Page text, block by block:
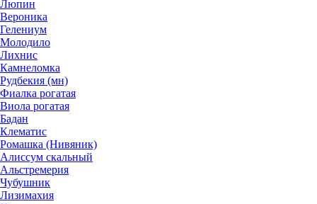
Люпин
Вероника
Гелениум
Молодило
Лихнис
Камнеломка
Рудбекия (мн)
Фиалка рогатая
Виола рогатая
Бадан
Клематис
Ромашка (Нивяник)
Алиссум скальный
Альстремерия
Чубушник
Лизимахия